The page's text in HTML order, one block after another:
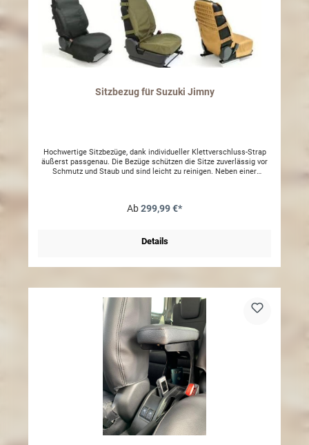
Sitzbezug für Suzuki Jimny
Hochwertige Sitzbezüge, dank individueller Klettverschluss-Strap
äußerst passgenau. Die Bezüge schützen die Sitze zuverlässig vor
Schmutz und Staub und sind leicht zu reinigen. Neben einer
Ab299,99 €*
Details